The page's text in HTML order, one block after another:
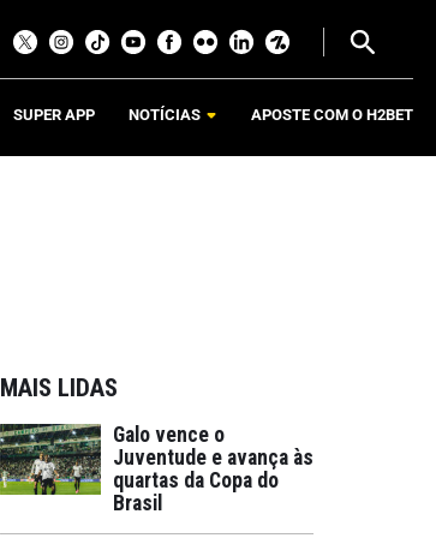
SUPER APP NOTÍCIAS APOSTE COM O H2BET
MAIS LIDAS
Galo vence o
Juventude e avança às
quartas da Copa do
Brasil